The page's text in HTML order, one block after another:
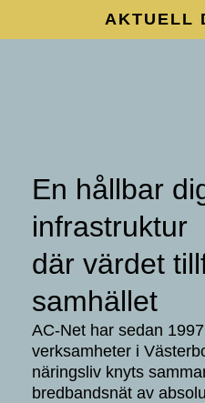
AKTUELL
En hållbar
infrastruktur
där värdet
samhället
AC-Net har sedan
verksamheter i
näringsliv knyts
bredbandsnät av